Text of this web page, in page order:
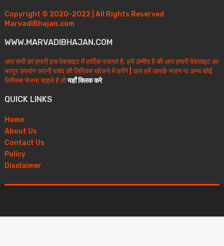
Copyright © 2020-2022 | All Rights Reserved
MarvadiBhajan.com
WWW.MARVADIBHAJAN.COM
आप सभी का हमारी इस वेबसाइट में हार्दिक स्वागत है, हमें उम्मीद है की आप हमारी वेबसाइट का
भरपूर उपयोग अपनी पसंद की लिरिक्स खोजने में करेंगे | आप हमें आपके भजन या अन्य कोई
लिरिक्स भेजना चाहते है तोयहाँ क्लिक करे
QUICK LINKS
Home
About Us
Contact Us
Policy
Disclaimer